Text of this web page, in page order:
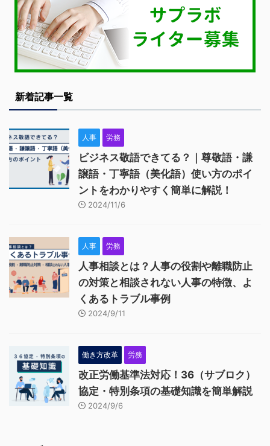
新着記事一覧
人事 労務
ビジネス敬語できてる？｜尊敬語・謙
譲語・丁寧語（美化語）使い方のポイ
ントをわかりやすく簡単に解説！
2024/11/6
人事 労務
人事相談とは？人事の役割や離職防止
の対策と相談されない人事の特徴、よ
くあるトラブル事例
2024/9/11
働き方改革 労務
改正労働基準法対応！36（サブロク）
協定・特別条項の基礎知識を簡単解説
2024/9/6